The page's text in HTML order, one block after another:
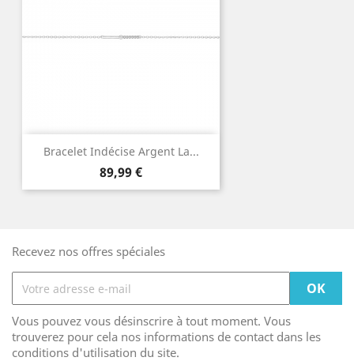
Bracelet Indécise Argent La...
Prix
89,99 €
Recevez nos offres spéciales
Vous pouvez vous désinscrire à tout moment. Vous
trouverez pour cela nos informations de contact dans les
conditions d'utilisation du site.